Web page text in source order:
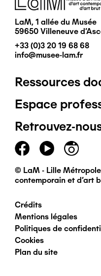
LaM, 1 allée du Musée
59650 Villeneuve
+33 (0)3 20 19 68 68
info@musee-lam.fr
Pied
de
page
principal
Ressources
Espace
Retrouvez-
© LaM - Lille
contemporain et d'art
Pied
de
page
Crédits
Mentions légales
Politiques de
Cookies
Plan du site